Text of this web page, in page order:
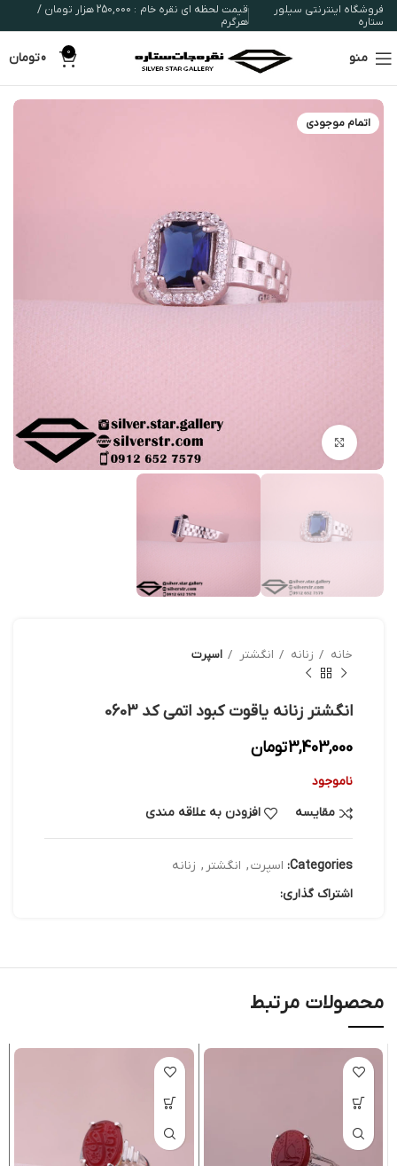
فروشگاه اینترنتی سیلور
ستاره
قیمت لحظه ای نقره خام : 250,000 هزار تومان /
هرگرم
منو 0
0تومان
اتمام موجودی
خانه زنانه انگشتر اسپرت
انگشتر زنانه یاقوت کبود اتمی کد 0603
3,403,000تومان
ناموجود
مقایسه
افزودن به علاقه مندی
Categories: اسپرت, انگشتر , زنانه
اشتراک گذاری:
محصولات مرتبط